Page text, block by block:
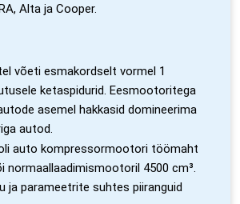
Alta ja Cooper.
võeti esmakordselt vormel 1
ketaspidurid. Eesmootoritega
asemel hakkasid domineerima
autod.
auto kompressormootori töömaht
normaallaadimismootoril 4500 cm³.
ja parameetrite suhtes piiranguid